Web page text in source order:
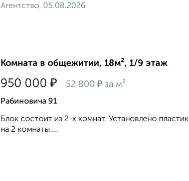
Агентство, 05.08.2026
Комната в общежитии, 18м², 1/9 этаж
950 000 ₽ 52 800 ₽ за м²
Рабиновича 91
Блок состоит из 2-х комнат. Установлено
на 2 комнаты....